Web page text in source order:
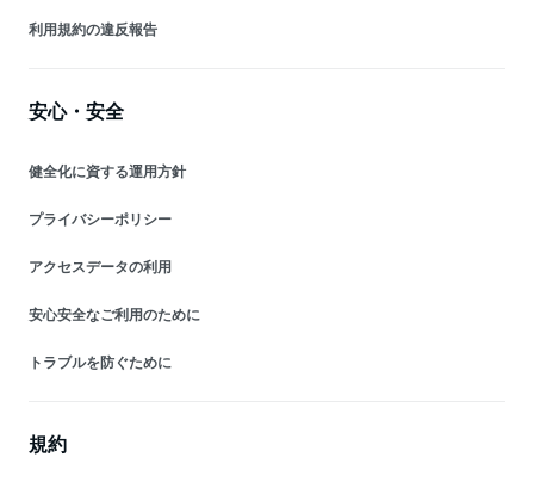
利用規約の違反報告
安心・安全
健全化に資する運用方針
プライバシーポリシー
アクセスデータの利用
安心安全なご利用のために
トラブルを防ぐために
規約